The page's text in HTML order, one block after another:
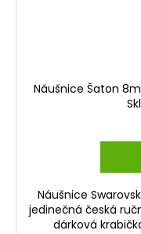
Náušnice Šaton
Náušnice
jedinečná česká
dárková